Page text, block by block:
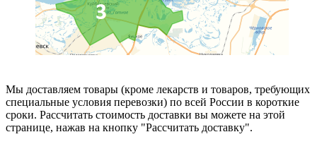
Мы доставляем товары (кроме лекарств и товаров, требующих
специальные условия перевозки) по всей России в короткие
сроки. Рассчитать стоимость доставки вы можете на этой
странице, нажав на кнопку "Рассчитать доставку".